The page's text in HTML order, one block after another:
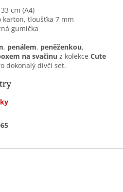
cm (A4)
tloušťka 7 mm
gumička
, penálem, peněženkou,
na svačinu z kolekce Cute
dokonalý dívčí set.